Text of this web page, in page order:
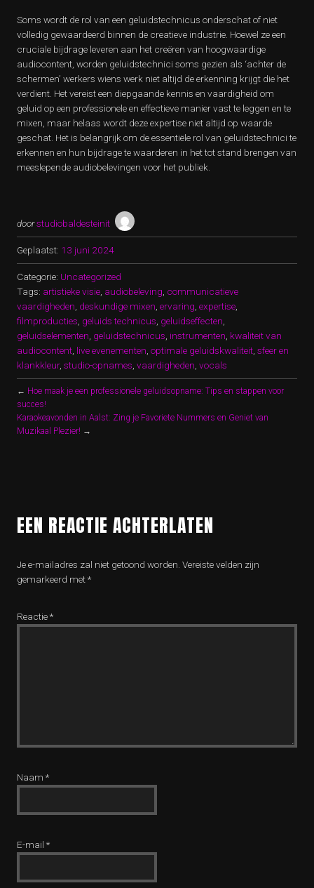
Soms wordt de rol van een geluidstechnicus onderschat of niet
volledig gewaardeerd binnen de creatieve industrie. Hoewel ze een
cruciale bijdrage leveren aan het creëren van hoogwaardige
audiocontent, worden geluidstechnici soms gezien als ‘achter de
schermen’ werkers wiens werk niet altijd de erkenning krijgt die het
verdient. Het vereist een diepgaande kennis en vaardigheid om
geluid op een professionele en effectieve manier vast te leggen en te
mixen, maar helaas wordt deze expertise niet altijd op waarde
geschat. Het is belangrijk om de essentiële rol van geluidstechnici te
erkennen en hun bijdrage te waarderen in het tot stand brengen van
meeslepende audiobelevingen voor het publiek.
doorstudiobaldesteinit
Geplaatst: 13 juni 2024
Categorie: Uncategorized
Tags: artistieke visie audiobeleving communicatieve
vaardigheden deskundige mixen ervaring expertise
filmproducties geluids technicus geluidseffecten
geluidselementen geluidstechnicus instrumenten kwaliteit van
audiocontent live evenementen optimale geluidskwaliteit sfeer en
klankkleur, studio-opnames vaardigheden vocals
← Hoe maak je een professionele geluidsopname: Tips en stappen voor
succes!
Karaokeavonden in Aalst: Zing je Favoriete Nummers en Geniet van
Muzikaal Plezier! →
EEN REACTIE ACHTERLATEN
Je e-mailadres zal niet getoond worden. Vereiste velden zijn
gemarkeerd met*
Reactie*
Naam *
E-mail *